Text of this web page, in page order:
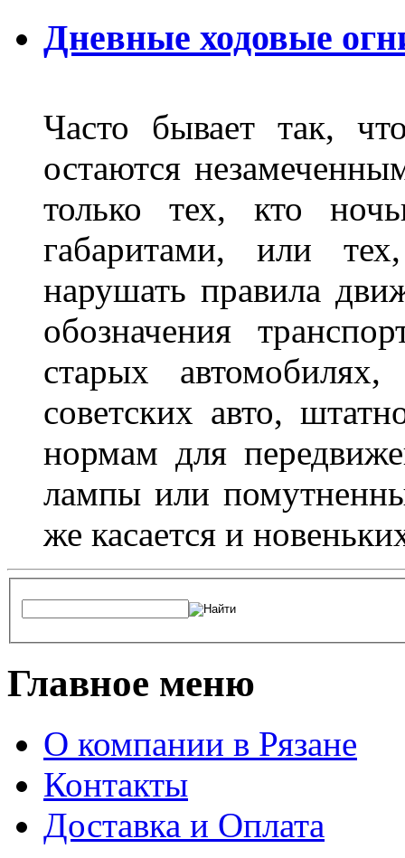
Дневные ходовые
Часто бывает так,
остаются
только тех, кто
габаритами, или
нарушать правила
обозначения
старых
советских авто,
нормам для
лампы или
же касается и
Главное меню
О компании в Рязане
Контакты
Доставка и Оплата